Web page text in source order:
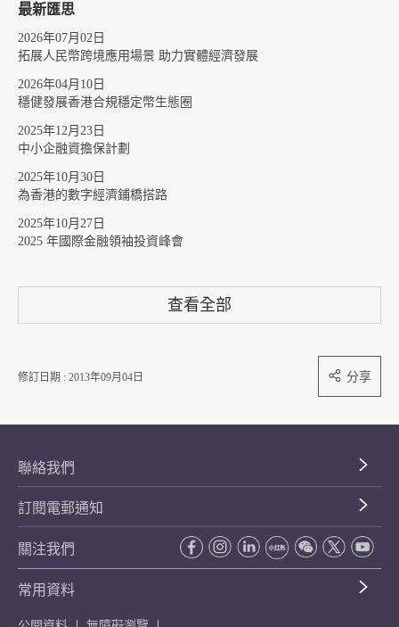
最新匯思
2026年07月02日
拓展人民幣跨境應用場景 助力實體經濟發展
2026年04月10日
穩健發展香港合規穩定幣生態圈
2025年12月23日
中小企融資擔保計劃
2025年10月30日
為香港的數字經濟鋪橋搭路
2025年10月27日
2025 年國際金融領袖投資峰會
查看全部
修訂日期 : 2013年09月04日 分享
聯絡我們
訂閱電郵通知
關注我們
常用資料